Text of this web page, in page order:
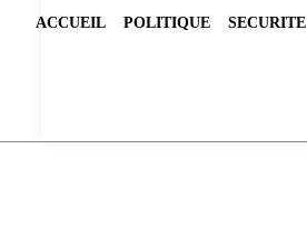
ACCUEIL POLITIQUE SECURITE